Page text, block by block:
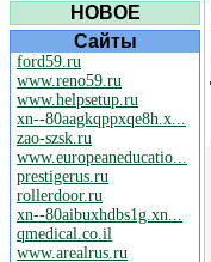
НОВОЕ
Сайты
ford59.ru
www.reno59.ru
www.helpsetup.ru
xn--80aagkqppxqe8h.x...
zao-szsk.ru
www.europeaneducatio...
prestigerus.ru
rollerdoor.ru
xn--80aibuxhdbs1g.xn...
qmedical.co.il
www.arealrus.ru